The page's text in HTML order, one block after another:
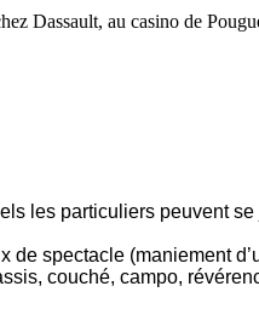
Dassault, au casino de
les particuliers peuvent
spectacle (maniement
couché, campo,